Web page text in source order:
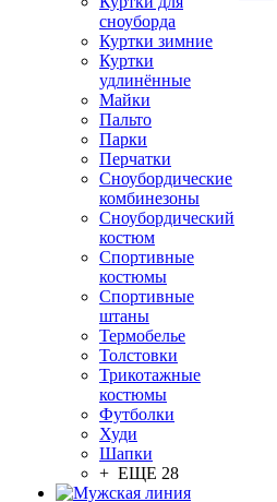
сноуборда
Куртки зимние
Куртки
удлинённые
Майки
Пальто
Парки
Перчатки
Сноубордические
комбинезоны
Сноубордический
костюм
Спортивные
костюмы
Спортивные
штаны
Термобелье
Толстовки
Трикотажные
костюмы
Футболки
Худи
Шапки
+ ЕЩЕ 28